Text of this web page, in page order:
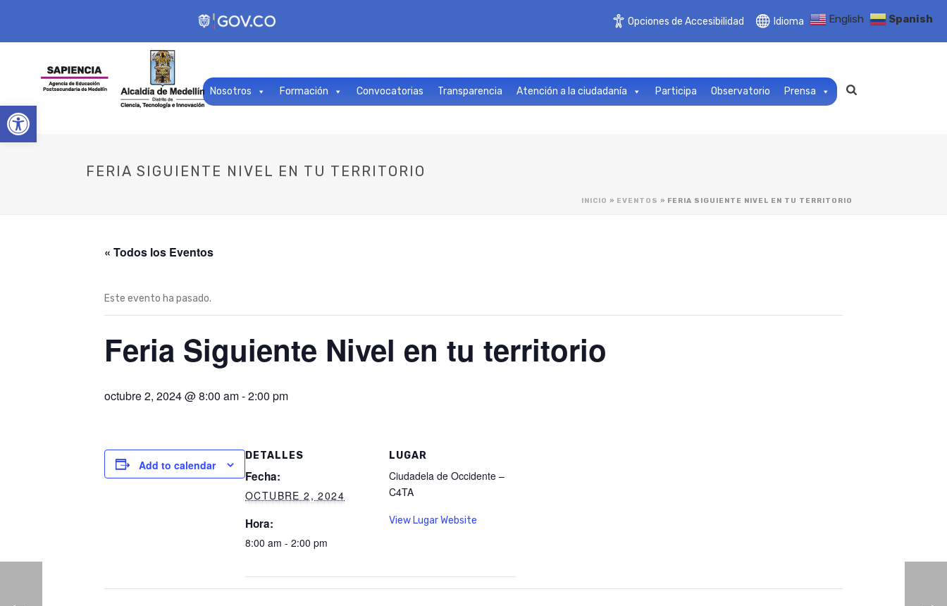
Open toolbar
Opciones de Accesibilidad Idioma
Nosotros Formación Convocatorias Transparencia Atención a la ciudadanía Participa Observatorio Prensa
FERIA SIGUIENTE NIVEL EN TU TERRITORIO
INICIO » EVENTOS » FERIA SIGUIENTE NIVEL EN TU TERRITORIO
« Todos los Eventos
Este evento ha pasado.
Feria Siguiente Nivel en tu territorio
octubre 2, 2024 @ 8:00 am-2:00 pm
Add to calendar
DETALLES
Fecha:
OCTUBRE 2, 2024
Hora:
8:00 am - 2:00 pm
LUGAR
Ciudadela de Occidente –
C4TA
View Lugar Website
English Spanish